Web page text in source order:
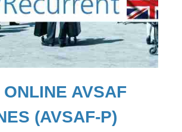
ONLINE AVSAF
(AVSAF-P)